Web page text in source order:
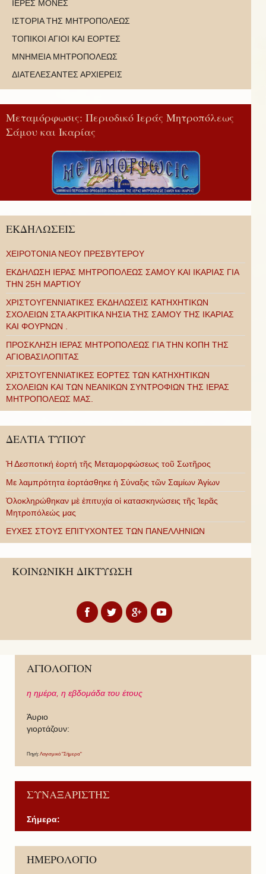
ΙΕΡΕΣ ΜΟΝΕΣ
ΙΣΤΟΡΙΑ ΤΗΣ ΜΗΤΡΟΠΟΛΕΩΣ
ΤΟΠΙΚΟΙ ΑΓΙΟΙ ΚΑΙ ΕΟΡΤΕΣ
ΜΝΗΜΕΙΑ ΜΗΤΡΟΠΟΛΕΩΣ
ΔΙΑΤΕΛΕΣΑΝΤΕΣ ΑΡΧΙΕΡΕΙΣ
Μεταμόρφωσις: Περιοδικό Ιεράς Μητροπόλεως
Σάμου και Ικαρίας
ΕΚΔΗΛΩΣΕΙΣ
ΧΕΙΡΟΤΟΝΙΑ ΝΕΟΥ ΠΡΕΣΒΥΤΕΡΟΥ
ΕΚΔΗΛΩΣΗ ΙΕΡΑΣ ΜΗΤΡΟΠΟΛΕΩΣ ΣΑΜΟΥ ΚΑΙ ΙΚΑΡΙΑΣ ΓΙΑ
ΤΗΝ 25Η ΜΑΡΤΙΟΥ
ΧΡΙΣΤΟΥΓΕΝΝΙΑΤΙΚΕΣ ΕΚΔΗΛΩΣΕΙΣ ΚΑΤΗΧΗΤΙΚΩΝ
ΣΧΟΛΕΙΩΝ ΣΤΑ ΑΚΡΙΤΙΚΑ ΝΗΣΙΑ ΤΗΣ ΣΑΜΟΥ ΤΗΣ ΙΚΑΡΙΑΣ
ΚΑΙ ΦΟΥΡΝΩΝ .
ΠΡΟΣΚΛΗΣΗ ΙΕΡΑΣ ΜΗΤΡΟΠΟΛΕΩΣ ΓΙΑ ΤΗΝ ΚΟΠΗ ΤΗΣ
ΑΓΙΟΒΑΣΙΛΟΠΙΤΑΣ
ΧΡΙΣΤΟΥΓΕΝΝΙΑΤΙΚΕΣ ΕΟΡΤΕΣ ΤΩΝ ΚΑΤΗΧΗΤΙΚΩΝ
ΣΧΟΛΕΙΩΝ ΚΑΙ ΤΩΝ ΝΕΑΝΙΚΩΝ ΣΥΝΤΡΟΦΙΩΝ ΤΗΣ ΙΕΡΑΣ
ΜΗΤΡΟΠΟΛΕΩΣ ΜΑΣ.
ΔΕΛΤΙΑ ΤΥΠΟΥ
Ἡ Δεσποτική ἑορτή τῆς Μεταμορφώσεως τοῦ Σωτῆρος
Με λαμπρότητα ἑορτάσθηκε ἡ Σύναξις τῶν Σαμίων Ἁγίων
Ὁλοκληρώθηκαν μὲ ἐπιτυχία οἱ κατασκηνώσεις τῆς Ἱερᾶς
Μητροπόλεώς μας
ΕΥΧΕΣ ΣΤΟΥΣ ΕΠΙΤΥΧΟΝΤΕΣ ΤΩΝ ΠΑΝΕΛΛΗΝΙΩΝ
ΚΟΙΝΩΝΙΚΗ ΔΙΚΤΥΩΣΗ
ΑΓΙΟΛΟΓΙΟΝ
η ημέρα, η εβδομάδα του έτους
Άυριο
γιορτάζουν:
Πηγή: Λογισμικό "Σήμερα"
ΣΥΝΑΞΑΡΙΣΤΗΣ
Σήμερα:
ΗΜΕΡΟΛΟΓΙΟ
P
r
P
r
N
e
N
e